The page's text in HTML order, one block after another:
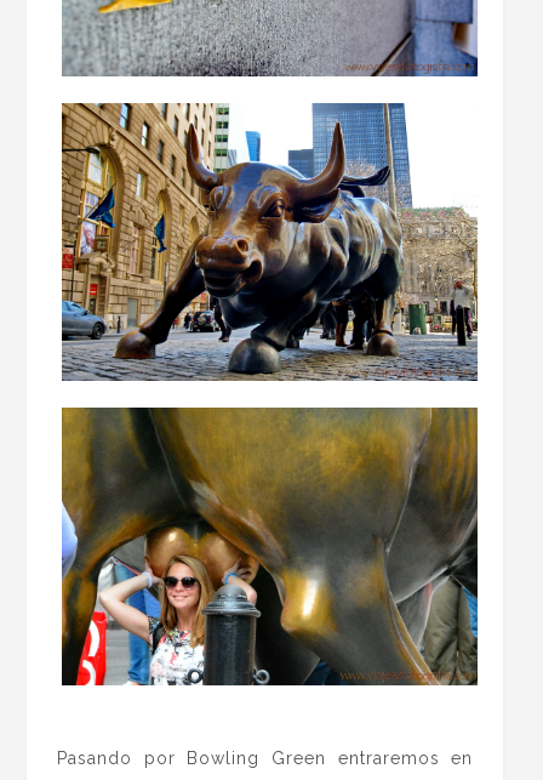
Pasando por Bowling Green entraremos en